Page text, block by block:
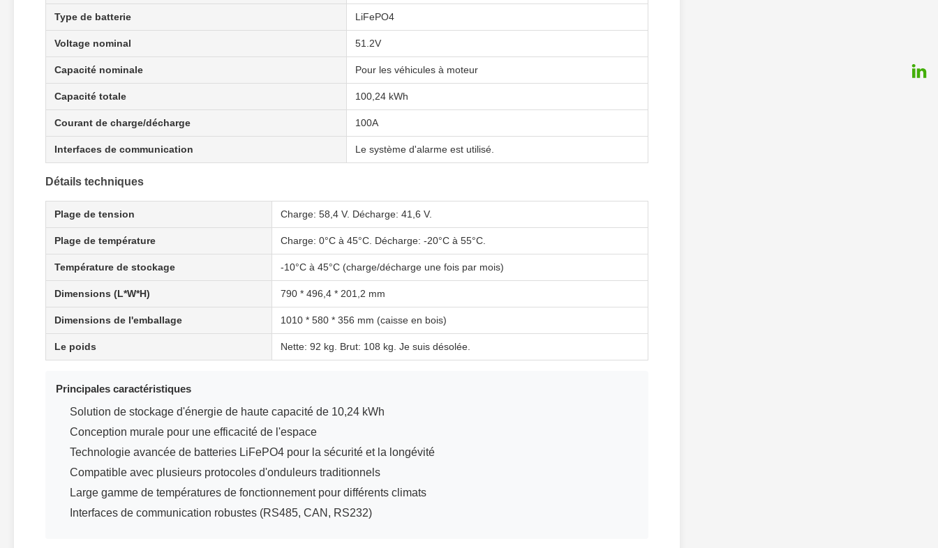
Type de batterie LiFePO4
Voltage nominal 51.2V
Capacité nominale Pour les véhicules à moteur
Capacité totale 100,24 kWh
Courant de charge/décharge 100A
Interfaces de communication Le système d'alarme est utilisé.
Détails techniques
Plage de tension Charge: 58,4 V. Décharge: 41,6 V.
Plage de température Charge: 0°C à 45°C. Décharge: -20°C à 55°C.
Température de stockage -10°C à 45°C (charge/décharge une fois par mois)
Dimensions (L*W*H) 790 * 496,4 * 201,2 mm
Dimensions de l'emballage 1010 * 580 * 356 mm (caisse en bois)
Le poids Nette: 92 kg. Brut: 108 kg. Je suis désolée.
Principales caractéristiques
Solution de stockage d'énergie de haute capacité de 10,24 kWh
Conception murale pour une efficacité de l'espace
Technologie avancée de batteries LiFePO4 pour la sécurité et la longévité
Compatible avec plusieurs protocoles d'onduleurs traditionnels
Large gamme de températures de fonctionnement pour différents climats
Interfaces de communication robustes (RS485, CAN, RS232)